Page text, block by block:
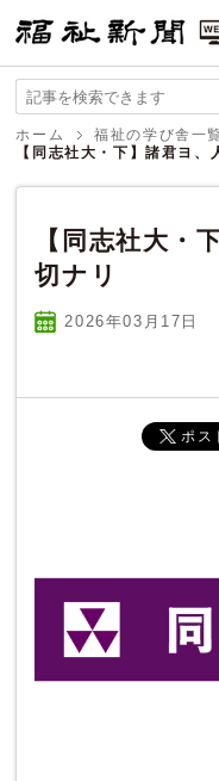
福祉新聞 WEB
ホーム
福祉の学び舎一
【同志社大・下】諸君ヨ、
【同志社大・
切ナリ
2026年03 月 17 日
ポス